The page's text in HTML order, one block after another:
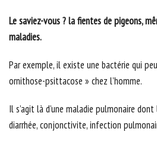
Le saviez-vous ? la fientes de pigeons,
maladies.
Par exemple, il existe une bactérie qui
ornithose-psittacose » chez l’homme.
Il s’agit là d’une maladie pulmonaire
diarrhée, conjonctivite, infection